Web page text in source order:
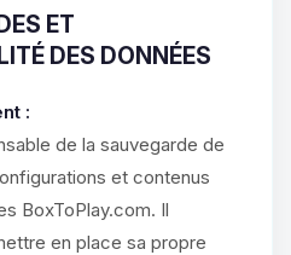
ET
DES DONNÉES
:
de la sauvegarde de
et contenus
BoxToPlay.com. Il
en place sa propre